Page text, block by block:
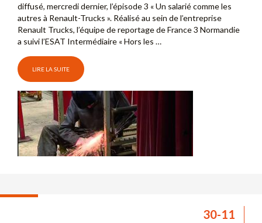
diffusé, mercredi dernier, l’épisode 3 « Un salarié comme les
autres à Renault-Trucks ». Réalisé au sein de l’entreprise
Renault Trucks, l’équipe de reportage de France 3 Normandie
a suivi l’ESAT Intermédiaire « Hors les …
LIRE LA SUITE
30-11